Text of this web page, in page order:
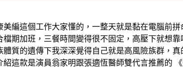
美編這個工作大家懂的，一整天就是黏在電腦前
檔期加班，三餐時間變得很不固定，高壓下就想靠
質的遺傳下我深深覺得自己就是高風險族群，
這款是演員翁家明跟張適恆醫師雙代言推薦的